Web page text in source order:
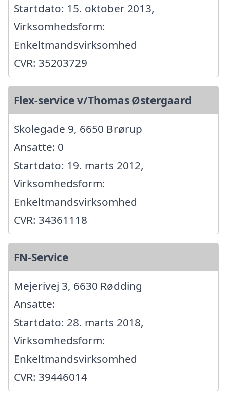
Startdato: 15. oktober 2013,
Virksomhedsform:
Enkeltmandsvirksomhed
CVR: 35203729
Flex-service v/Thomas Østergaard
Skolegade 9, 6650 Brørup
Ansatte: 0
Startdato: 19. marts 2012,
Virksomhedsform:
Enkeltmandsvirksomhed
CVR: 34361118
FN-Service
Mejerivej 3, 6630 Rødding
Ansatte:
Startdato: 28. marts 2018,
Virksomhedsform:
Enkeltmandsvirksomhed
CVR: 39446014